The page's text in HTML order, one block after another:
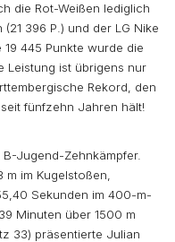
die Rot-Weißen lediglich
396 P.) und der LG Nike
445 Punkte wurde die
Leistung ist übrigens nur
Rekord, den
fünfzehn Jahren hält!
Jugend-Zehnkämpfer.
m im Kugelstoßen,
Sekunden im 400-m-
Minuten über 1500 m
33) präsentierte Julian